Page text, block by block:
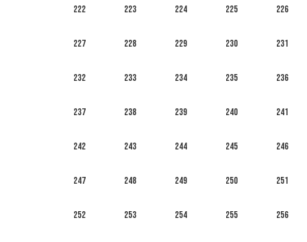
222 223 224 225 226
227 228 229 230 231
232 233 234 235 236
237 238 239 240 241
242 243 244 245 246
247 248 249 250 251
252 253 254 255 256